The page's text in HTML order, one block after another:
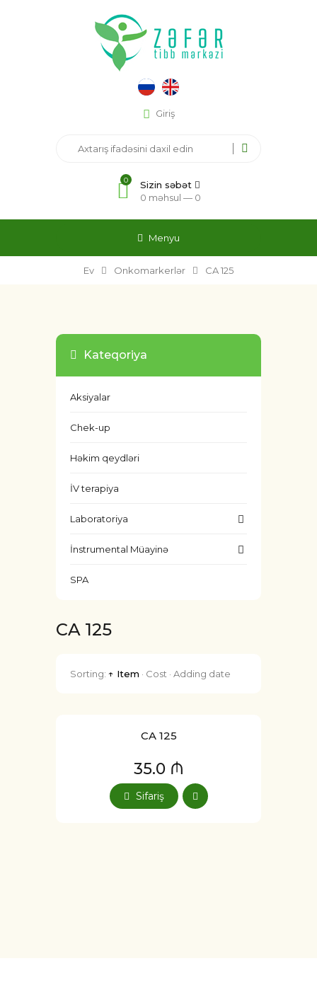
Giriş
0
Sizin səbət
0 məhsul — 0
Menyu
Ev Onkomarkerlər CA 125
Kateqoriya
Aksiyalar
Chek-up
Həkim qeydləri
İV terapiya
Laboratoriya
İnstrumental Müayinə
SPA
CA 125
Sorting: ↑ Item · Cost · Adding date
CA 125
35.0 ₼
Sifariş